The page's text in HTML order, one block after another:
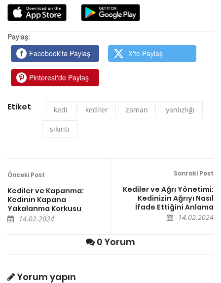
Paylaş:
Facebook'ta Paylaş
X'te Paylaş
Pinterest'de Paylaş
Etiket kedi kediler zaman yanlızlığı
sıkıntı
Önceki Post
Kediler ve Kapanma:
Kedinin Kapana
Yakalanma Korkusu
14.02.2024
Sonraki Post
Kediler ve Ağrı Yönetimi:
Kedinizin Ağrıyı Nasıl
İfade Ettiğini Anlama
14.02.2024
0 Yorum
Yorum yapın